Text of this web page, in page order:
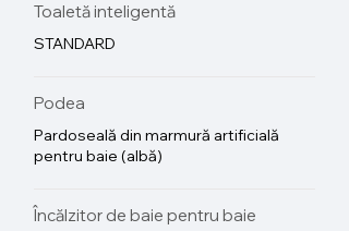
Toaletă inteligentă
STANDARD
Podea
Pardoseală din marmură artificială
pentru baie (albă)
Încălzitor de baie pentru baie